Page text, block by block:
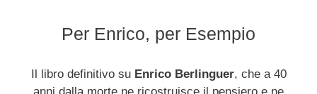
Per Enrico, per Esempio
Il libro definitivo su Enrico Berlinguer, che a 40
anni dalla morte ne ricostruisce il pensiero e ne